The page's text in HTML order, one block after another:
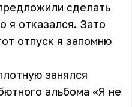
сделать
я отказался. Зато
отпуск я запомню
занялся
альбома «Я не